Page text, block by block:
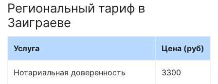
Региональный тариф в
Заиграеве
Услуга Цена (руб)
Нотариальная доверенность 3300